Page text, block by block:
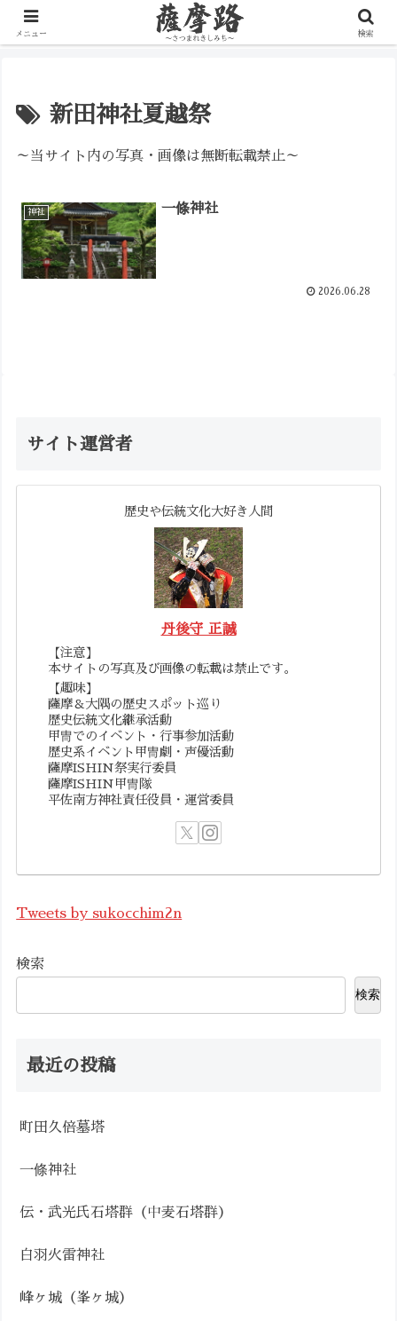
写真で辿る薩摩の歴史路
新田神社夏越祭
～当サイト内の写真・画像は無断転載禁止～
神社 一條神社
2026.06.28
サイト運営者
歴史や伝統文化大好き人間
丹後守 正誠
【注意】
本サイトの写真及び画像の転載は禁止です。
【趣味】
薩摩＆大隅の歴史スポット巡り
歴史伝統文化継承活動
甲冑でのイベント・行事参加活動
歴史系イベント甲冑劇・声優活動
薩摩ISHIN祭実行委員
薩摩ISHIN甲冑隊
平佐南方神社責任役員・運営委員
Tweets by sukocchim2n
検索
検索
最近の投稿
町田久倍墓塔
一條神社
伝・武光氏石塔群（中麦石塔群）
白羽火雷神社
峰ヶ城（峯ヶ城）
メニュー 検索